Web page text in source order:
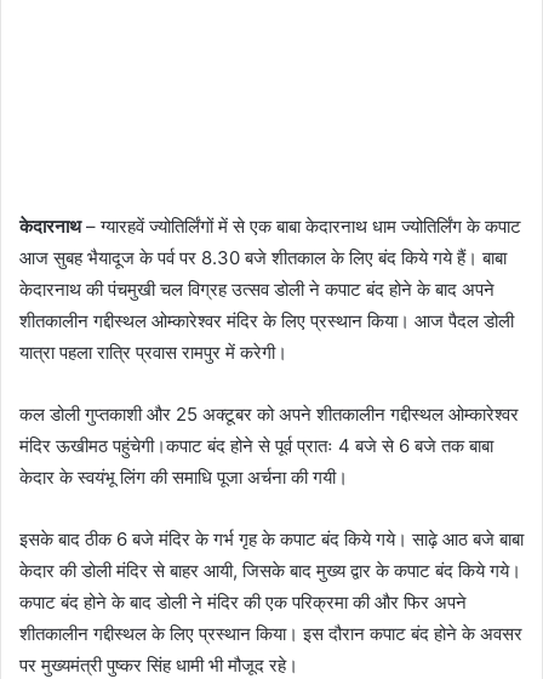
केदारनाथ– ग्यारहवें ज्योतिर्लिंगों में से एक बाबा केदारनाथ धाम ज्योतिर्लिंग के कपाट
आज सुबह भैयादूज के पर्व पर 8.30 बजे शीतकाल के लिए बंद किये गये हैं। बाबा
केदारनाथ की पंचमुखी चल विग्रह उत्सव डोली ने कपाट बंद होने के बाद अपने
शीतकालीन गद्दीस्थल ओम्कारेश्वर मंदिर के लिए प्रस्थान किया। आज पैदल डोली
यात्रा पहला रात्रि प्रवास रामपुर में करेगी।
कल डोली गुप्तकाशी और 25 अक्टूबर को अपने शीतकालीन गद्दीस्थल ओम्कारेश्वर
मंदिर ऊखीमठ पहुंचेगी।कपाट बंद होने से पूर्व प्रातः 4 बजे से 6 बजे तक बाबा
केदार के स्वयंभू लिंग की समाधि पूजा अर्चना की गयी।
इसके बाद ठीक 6 बजे मंदिर के गर्भ गृह के कपाट बंद किये गये। साढ़े आठ बजे बाबा
केदार की डोली मंदिर से बाहर आयी, जिसके बाद मुख्य द्वार के कपाट बंद किये गये।
कपाट बंद होने के बाद डोली ने मंदिर की एक परिक्रमा की और फिर अपने
शीतकालीन गद्दीस्थल के लिए प्रस्थान किया। इस दौरान कपाट बंद होने के अवसर
पर मुख्यमंत्री पुष्कर सिंह धामी भी मौजूद रहे।